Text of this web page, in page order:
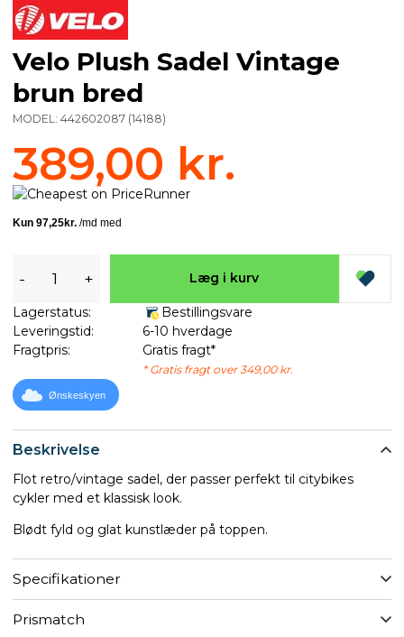
Beskrivelse
Flot retro/vintage sadel, der passer perfekt til citybikes
cykler med et klassisk look.
Blødt fyld og glat kunstlæder på toppen.
Specifikationer
Prismatch
Velo Plush Sadel Vintage
brun bred
MODEL: 442602087 (14188)
389,00 kr.
- + Læg i kurv
Lagerstatus:
Bestillingsvare
Leveringstid:
6-10 hverdage
Fragtpris:
Gratis fragt*
* Gratis fragt over 349,00 kr.
Ønskeskyen